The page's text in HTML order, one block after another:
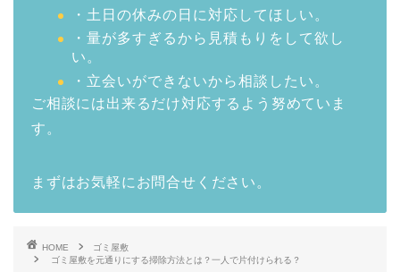
・土日の休みの日に対応してほしい。
・量が多すぎるから見積もりをして欲し
い。
・立会いができないから相談したい。
ご相談には出来るだけ対応するよう努めていま
す。
まずはお気軽にお問合せください。
HOME
ゴミ屋敷
ゴミ屋敷を元通りにする掃除方法とは？一人で片付けられる？